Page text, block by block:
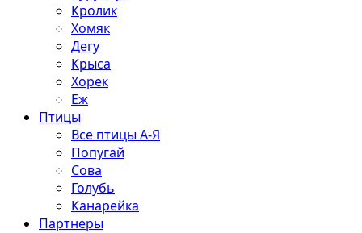
Кролик
Хомяк
Дегу
Крыса
Хорек
Еж
Птицы
Все птицы А-Я
Попугай
Сова
Голубь
Канарейка
Партнеры